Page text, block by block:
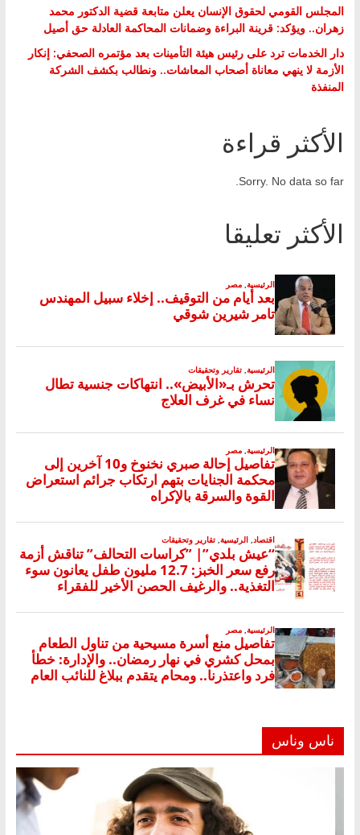
المجلس القومي لحقوق الإنسان يعلن متابعة قضية الدكتور محمد
زهران.. ويؤكد: قرينة البراءة وضمانات المحاكمة العادلة حق أصيل
دار الخدمات ترد على رئيس هيئة التأمينات بعد مؤتمره الصحفي: إنكار
الأزمة لا ينهي معاناة أصحاب المعاشات.. ونطالب بكشف الشركة
المنفذة
الأكثر قراءة
Sorry. No data so far.
الأكثر تعليقا
ناس وناس